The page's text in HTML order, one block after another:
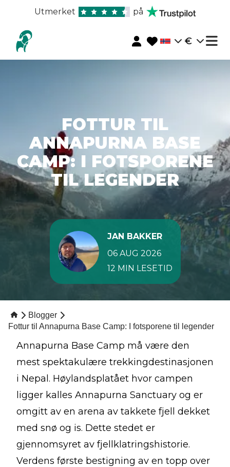
Utmerket på
€
FOTTUR TIL
ANNAPURNA BASE
CAMP: I FOTSPORENE
TIL LEGENDER
JAN BAKKER
06 AUG 2026
12 MIN LESETID
Blogger
Fottur til Annapurna Base Camp: I fotsporene til legender
Annapurna Base Camp må være den
mest spektakulære trekkingdestinasjonen
i Nepal. Høylandsplatået hvor campen
ligger kalles Annapurna Sanctuary og er
omgitt av en arena av takkete fjell dekket
med snø og is. Dette stedet er
gjennomsyret av fjellklatringshistorie.
Verdens første bestigning av en topp over